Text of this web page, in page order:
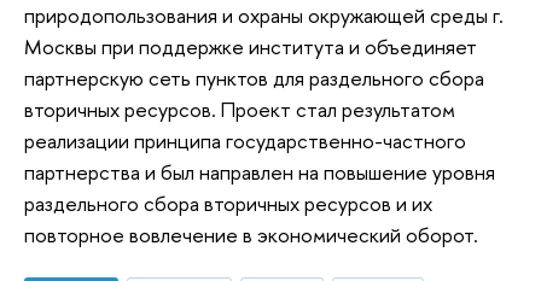
природопользования и охраны окружающей среды г.
Москвы при поддержке института и объединяет
партнерскую сеть пунктов для раздельного сбора
вторичных ресурсов. Проект стал результатом
реализации принципа государственно-частного
партнерства и был направлен на повышение уровня
раздельного сбора вторичных ресурсов и их
повторное вовлечение в экономический оборот.